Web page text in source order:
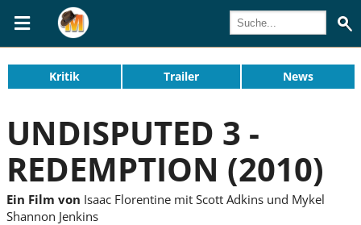
Kritik Trailer News
UNDISPUTED 3 -
REDEMPTION (2010)
Ein Film von Isaac Florentine mit Scott Adkins und Mykel
Shannon Jenkins